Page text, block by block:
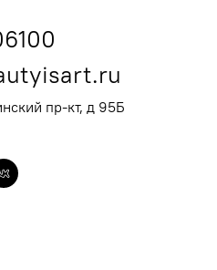
пр-кт, д 95Б